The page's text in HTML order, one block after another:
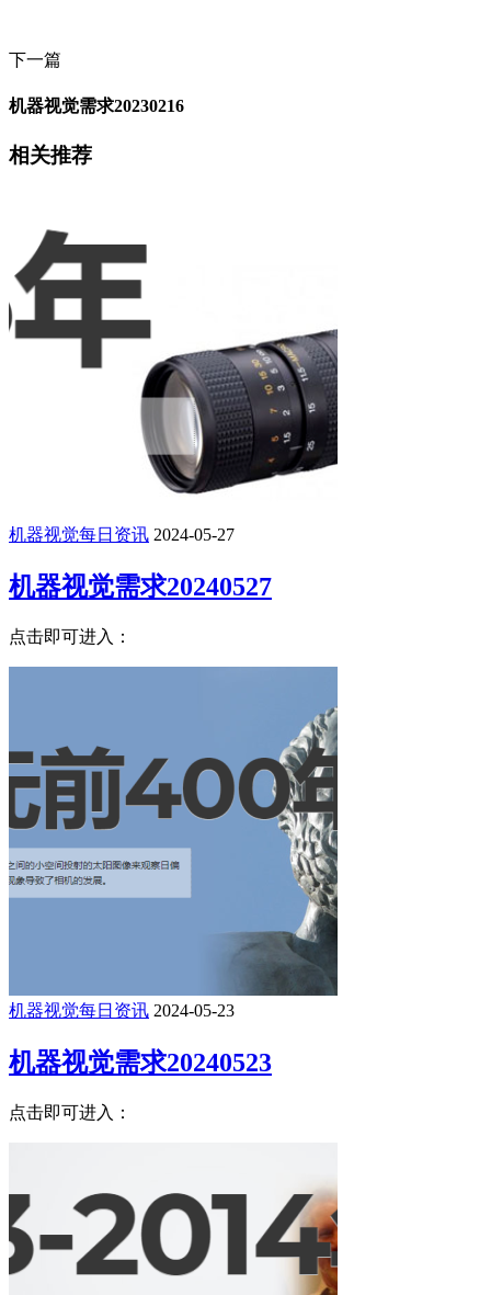
下一篇
机器视觉需求20230216
相关推荐
机器视觉每日资讯 2024-05-27
机器视觉需求20240527
点击即可进入：
机器视觉每日资讯 2024-05-23
机器视觉需求20240523
点击即可进入：